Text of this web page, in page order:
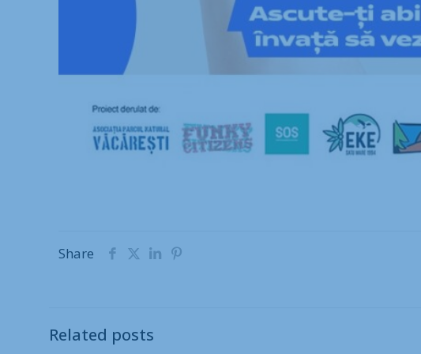
Share
Related posts